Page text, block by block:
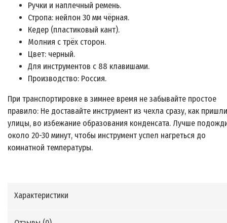
Ручки и наплечный ремень.
Стропа: нейлон 30 мм чёрная.
Кедер (пластиковый кант).
Молния с трёх сторон.
Цвет: черный.
Для инструментов с 88 клавишами.
Производство: Россия.
При транспортировке в зимнее время не забывайте простое
правило: Не доставайте инструмент из чехла сразу, как
улицы, во избежание образования конденсата. Лучше
около 20-30 минут, чтобы инструмент успел нагреться до
комнатной температуры.
Характеристики